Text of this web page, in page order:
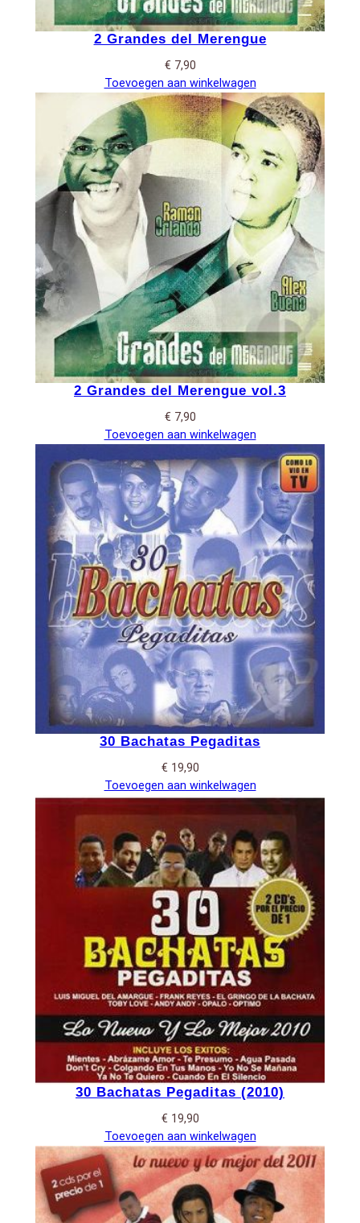
2 Grandes del Merengue
€ 7,90
Toevoegen aan winkelwagen
2 Grandes del Merengue vol.3
€ 7,90
Toevoegen aan winkelwagen
30 Bachatas Pegaditas
€ 19,90
Toevoegen aan winkelwagen
30 Bachatas Pegaditas (2010)
€ 19,90
Toevoegen aan winkelwagen